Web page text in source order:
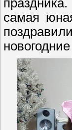
самая